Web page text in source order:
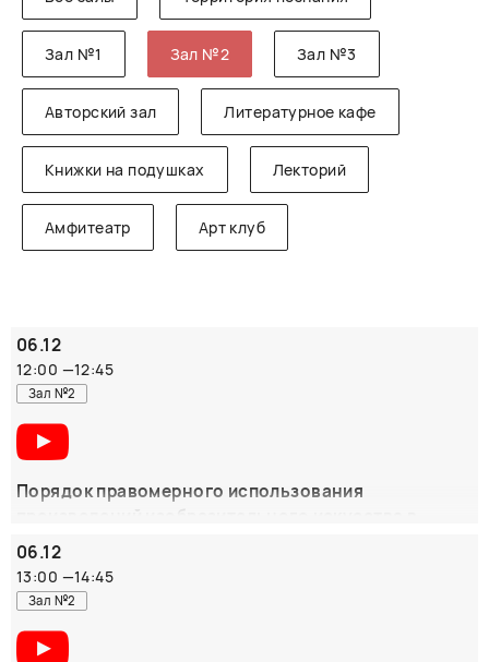
Зал №1 Зал №2 Зал №3
Авторский зал Литературное кафе
Книжки на подушках Лекторий
Амфитеатр Арт клуб
06.12
12:00 —12:45
Зал №2
Порядок правомерного использования
печатной, полиграфической продукции, off-
line/on-line.
Спикеры: директор УПРАВИС Эрик Раулевич Вальдес-
Мартинес, судебный юрист УПРАВИС, фотограф
Владислав Анатольевич Багно.
06.12
13:00 —14:45
Зал №2